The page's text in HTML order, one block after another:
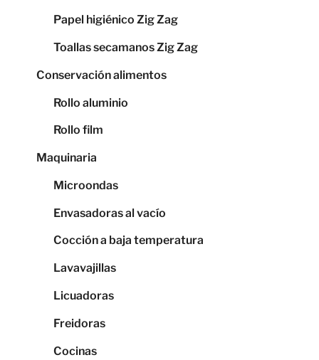
Papel higiénico Zig Zag
Toallas secamanos Zig Zag
Conservación alimentos
Rollo aluminio
Rollo film
Maquinaria
Microondas
Envasadoras al vacío
Cocción a baja temperatura
Lavavajillas
Licuadoras
Freidoras
Cocinas